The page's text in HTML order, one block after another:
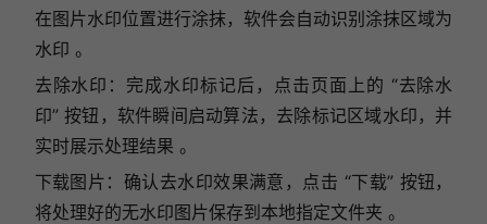
在图片水印位置进行涂抹，软件会自动识别涂抹区域为
水印 。
去除水印：完成水印标记后，点击页面上的 “去除水
印” 按钮，软件瞬间启动算法，去除标记区域水印，并
实时展示处理结果 。
下载图片：确认去水印效果满意，点击 “下载” 按钮，
将处理好的无水印图片保存到本地指定文件夹 。